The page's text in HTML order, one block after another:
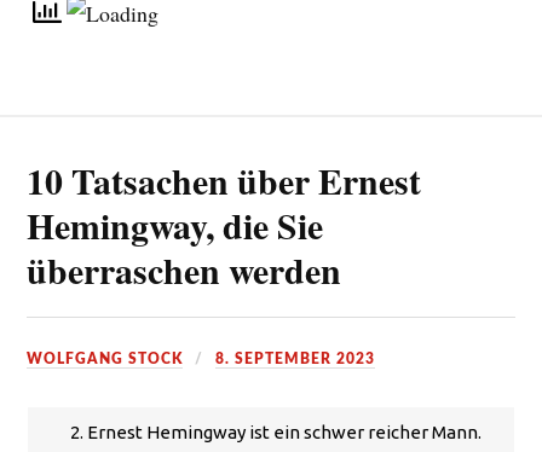
10 Tatsachen über Ernest
Hemingway, die Sie
überraschen werden
WOLFGANG STOCK 8. SEPTEMBER 2023
2. Ernest Hemingway ist ein schwer reicher Mann.